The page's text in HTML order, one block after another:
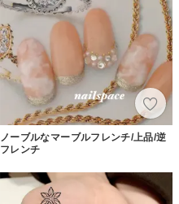
ノーブルなマーブルフレンチ/上品/逆
フレンチ